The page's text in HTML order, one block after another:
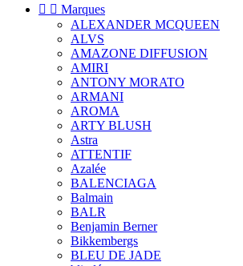
  Marques
ALEXANDER MCQUEEN
ALVS
AMAZONE DIFFUSION
AMIRI
ANTONY MORATO
ARMANI
AROMA
ARTY BLUSH
Astra
ATTENTIF
Azalée
BALENCIAGA
Balmain
BALR
Benjamin Berner
Bikkembergs
BLEU DE JADE